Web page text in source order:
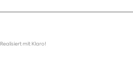
Realisiert mit Klaro!